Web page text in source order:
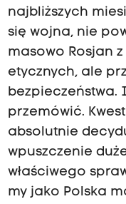
najbliższych
się wojna, nie
masowo Rosjan
etycznych, ale
bezpieczeństwa.
przemówić.
absolutnie
wpuszczenie
właściwego
my jako Polska